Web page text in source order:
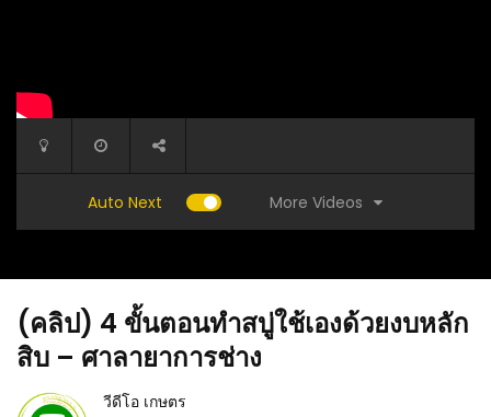
Auto Next More Videos
(คลิป) 4 ขั้นตอนทำสบู่ใช้เองด้วยงบหลัก
สิบ – ศาลายาการช่าง
วีดีโอ เกษตร